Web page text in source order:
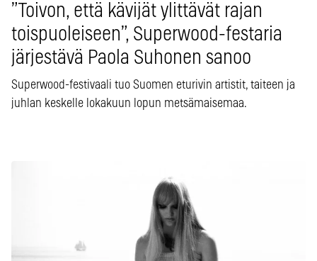
”Toivon, että kävijät ylittävät rajan
toispuoleiseen”, Superwood-festaria
järjestävä Paola Suhonen sanoo
Superwood-festivaali tuo Suomen eturivin artistit, taiteen ja
juhlan keskelle lokakuun lopun metsämaisemaa.